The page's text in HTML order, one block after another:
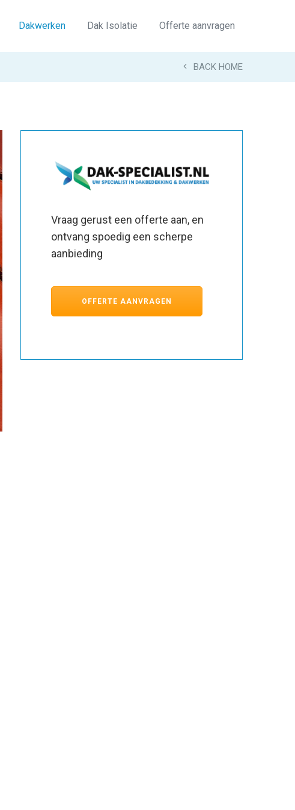
Dakwerken Dak Isolatie Offerte aanvragen
BACK HOME
Vraag gerust een offerte aan, en
ontvang spoedig een scherpe
aanbieding
OFFERTE AANVRAGEN